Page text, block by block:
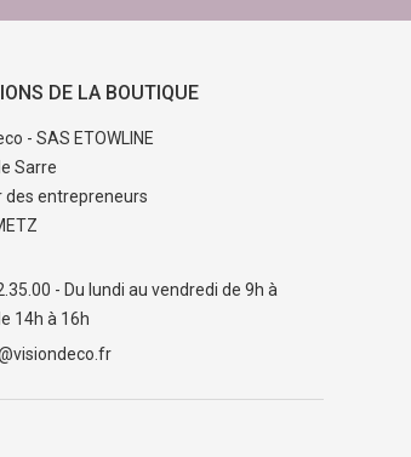
DE LA BOUTIQUE
- SAS ETOWLINE
Sarre
des entrepreneurs
- Du lundi au vendredi de 9h à
14h à 16h